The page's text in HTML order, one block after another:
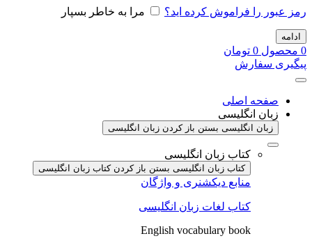
رمز عبور را فراموش کرده اید؟ مرا به خاطر بسپار
ادامه
0 محصول 0 تومان
پیگیری سفارش
صفحه اصلی
زبان انگلیسی
زبان انگلیسی بستن باز کردن زبان انگلیسی
کتاب زبان انگلیسی
کتاب زبان انگلیسی بستن باز کردن کتاب زبان انگلیسی
منابع دیکشنری و واژگان
کتاب لغات زبان انگلیسی
English vocabulary book